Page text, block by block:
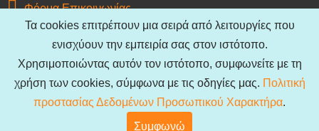
Φόρμα Επικοινωνίας
© 2026 Hellenic Digital Health Cluster, All rights reserved.
Πολιτική προστασίας Δεδομένων Προσωπικού Χαρακτήρα.
Τα cookies επιτρέπουν μια σειρά από λειτουργίες που
ενισχύουν την εμπειρία σας στον ιστότοπο.
Χρησιμοποιώντας αυτόν τον ιστότοπο, συμφωνείτε με τη
χρήση των cookies, σύμφωνα με τις οδηγίες μας. Πολιτική
προστασίας Δεδομένων Προσωπικού Χαρακτήρα.
Συμφωνώ